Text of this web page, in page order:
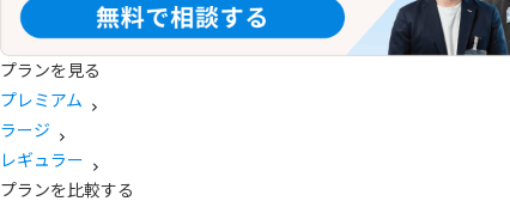
プランを見る
プレミアム
ラージ
レギュラー
プランを比較する